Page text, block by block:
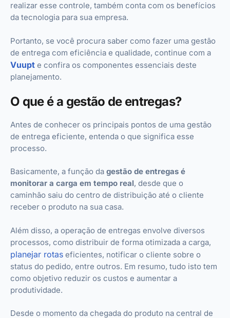
realizar esse controle, também conta com os benefícios
da tecnologia para sua empresa.
Portanto, se você procura saber como fazer uma gestão
de entrega com eficiência e qualidade, continue com a
Vuupt e confira os componentes essenciais deste
planejamento.
O que é a gestão de entregas?
Antes de conhecer os principais pontos de uma gestão
de entrega eficiente, entenda o que significa esse
processo.
Basicamente, a função da gestão de entregas é
monitorar a carga em tempo real, desde que o
caminhão saiu do centro de distribuição até o cliente
receber o produto na sua casa.
Além disso, a operação de entregas envolve diversos
processos, como distribuir de forma otimizada a carga,
planejar rotas eficientes, notificar o cliente sobre o
status do pedido, entre outros. Em resumo, tudo isto tem
como objetivo reduzir os custos e aumentar a
produtividade.
Desde o momento da chegada do produto na central de